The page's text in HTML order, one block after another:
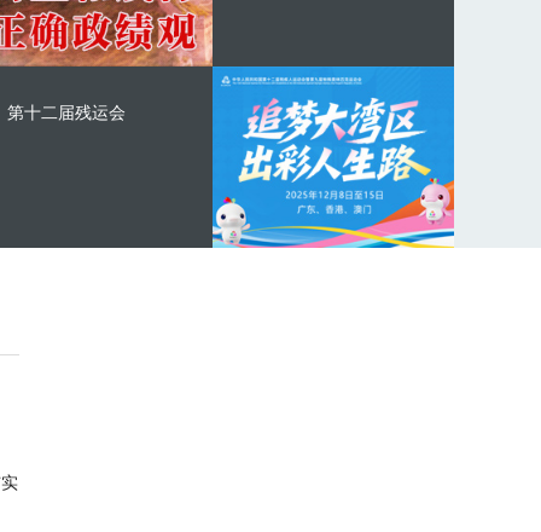
第十二届残运会